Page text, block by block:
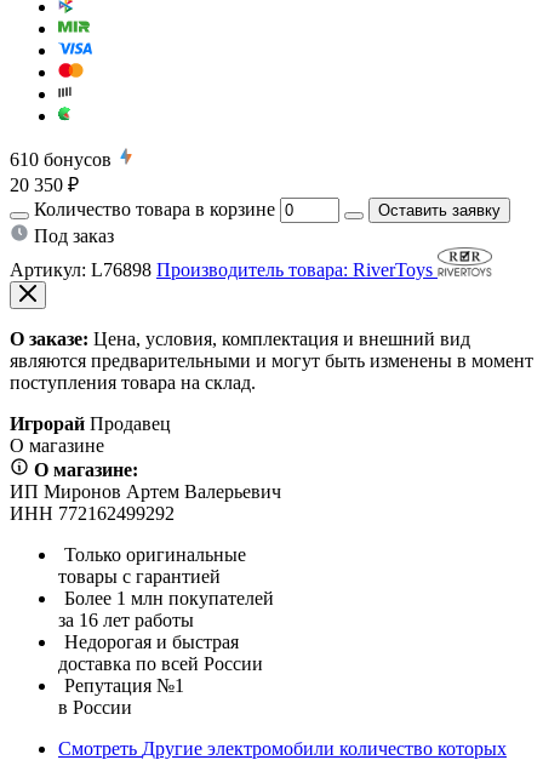
610 бонусов
20 350 ₽
Количество товара в корзине
Оставить заявку
Под заказ
Артикул: L76898 Производитель товара: RiverToys
О заказе: Цена, условия, комплектация и внешний вид
являются предварительными и могут быть изменены в момент
поступления товара на склад.
Игрорай Продавец
О магазине
О магазине:
ИП Миронов Артем Валерьевич
ИНН 772162499292
Только оригинальные
товары с гарантией
Более 1 млн покупателей
за 16 лет работы
Недорогая и быстрая
доставка по всей России
Репутация №1
в России
Смотреть Другие электромобили количество которых